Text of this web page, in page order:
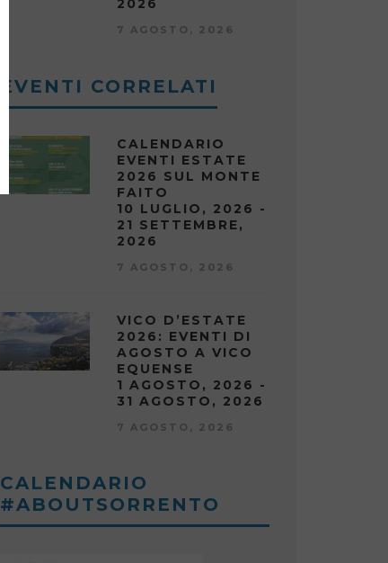
2026
7 AGOSTO, 2026
EVENTI CORRELATI
CALENDARIO
EVENTI ESTATE
2026 SUL MONTE
FAITO
10 LUGLIO, 2026 -
21 SETTEMBRE,
2026
7 AGOSTO, 2026
VICO D’ESTATE
2026: EVENTI DI
AGOSTO A VICO
EQUENSE
1 AGOSTO, 2026 -
31 AGOSTO, 2026
7 AGOSTO, 2026
CALENDARIO
#ABOUTSORRENTO